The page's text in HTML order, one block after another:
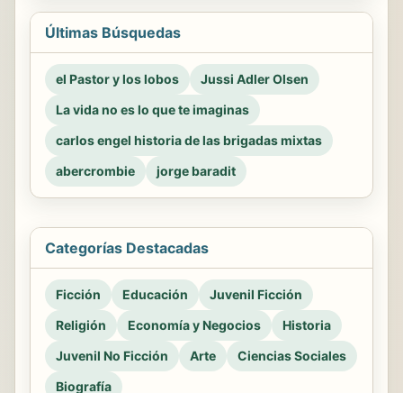
Últimas Búsquedas
el Pastor y los lobos
Jussi Adler Olsen
La vida no es lo que te imaginas
carlos engel historia de las brigadas mixtas
abercrombie
jorge baradit
Categorías Destacadas
Ficción Educación
Juvenil Ficción
Religión
Economía y Negocios
Historia
Juvenil No Ficción
Arte
Ciencias Sociales
Biografía